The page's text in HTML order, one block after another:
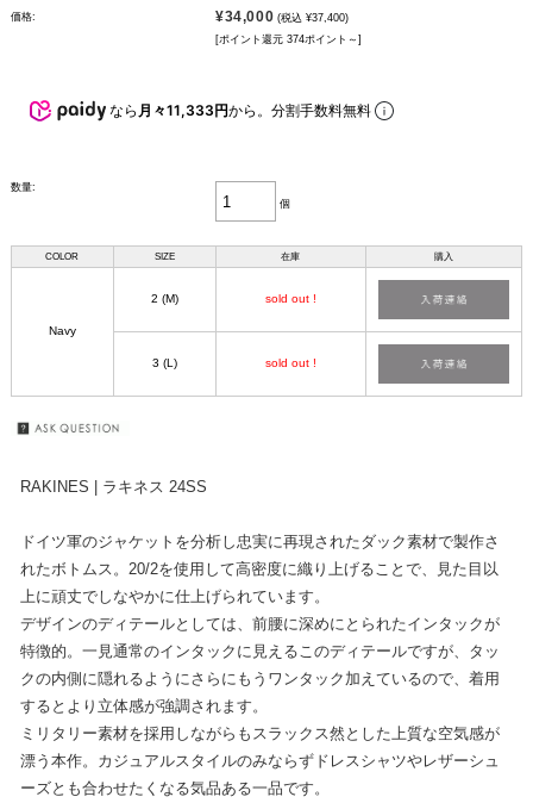
価格: ¥34,000 (税込 ¥37,400)
[ポイント還元 374ポイント～]
なら 月々11,333円から。分割手数料無料
数量:
個
COLOR SIZE 在庫 購入
Navy
2 (M) sold out !
3 (L) sold out !
RAKINES | ラキネス 24SS
ドイツ軍のジャケットを分析し忠実に再現されたダック素材で製作さ
れたボトムス。20/2を使用して高密度に織り上げることで、見た目以
上に頑丈でしなやかに仕上げられています。
デザインのディテールとしては、前腰に深めにとられたインタックが
特徴的。一見通常のインタックに見えるこのディテールですが、タッ
クの内側に隠れるようにさらにもうワンタック加えているので、着用
するとより立体感が強調されます。
ミリタリー素材を採用しながらもスラックス然とした上質な空気感が
漂う本作。カジュアルスタイルのみならずドレスシャツやレザーシュ
ーズとも合わせたくなる気品ある一品です。